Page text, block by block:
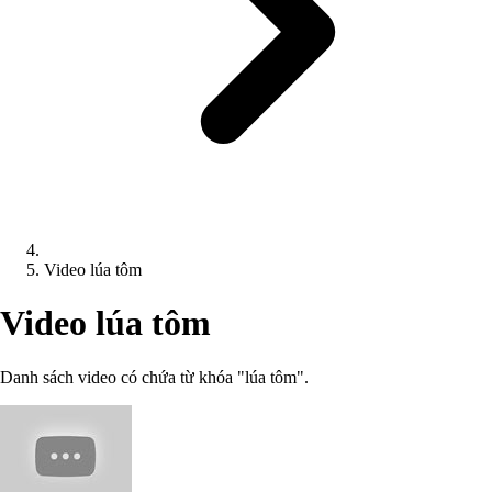
Video lúa tôm
Video lúa tôm
Danh sách video có chứa từ khóa "lúa tôm".